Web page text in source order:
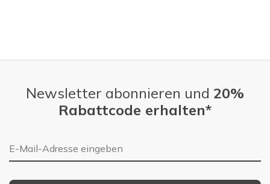
Newsletter abonnieren und 20%
Rabattcode erhalten*
E-Mail-Adresse